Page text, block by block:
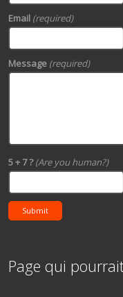
Email (required)
Message (required)
5 + 7 ?(Are you human?)
Submit
Page qui